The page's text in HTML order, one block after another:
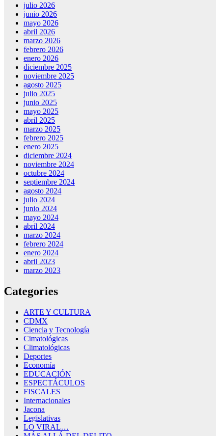
julio 2026
junio 2026
mayo 2026
abril 2026
marzo 2026
febrero 2026
enero 2026
diciembre 2025
noviembre 2025
agosto 2025
julio 2025
junio 2025
mayo 2025
abril 2025
marzo 2025
febrero 2025
enero 2025
diciembre 2024
noviembre 2024
octubre 2024
septiembre 2024
agosto 2024
julio 2024
junio 2024
mayo 2024
abril 2024
marzo 2024
febrero 2024
enero 2024
abril 2023
marzo 2023
Categories
ARTE Y CULTURA
CDMX
Ciencia y Tecnología
Cimatológicas
Climatológicas
Deportes
Economía
EDUCACIÓN
ESPECTÁCULOS
FISCALES
Internacionales
Jacona
Legislativas
LO VIRAL…